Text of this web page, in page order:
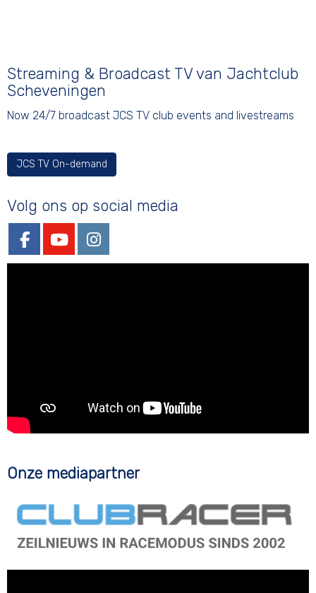
Streaming & Broadcast TV van Jachtclub
Scheveningen
Now 24/7 broadcast JCS TV club events and livestreams
JCS TV On-demand
Volg ons op social media
Onze mediapartner